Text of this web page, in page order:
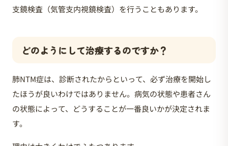
支鏡検査（気管支内視鏡検査）を行うこともあります。
どのようにして治療するのですか？
肺NTM症は、診断されたからといって、必ず治療を開始し
たほうが良いわけではありません。病気の状態や患者さん
の状態によって、どうすることが一番良いかが決定されま
す。